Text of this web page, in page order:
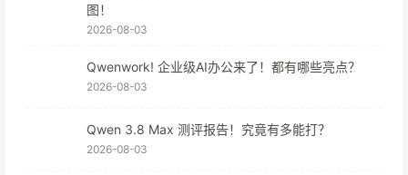
图！
2026-08-03
Qwenwork! 企业级AI办公来了！都有哪些亮点？
2026-08-03
Qwen 3.8 Max 测评报告！究竟有多能打？
2026-08-03